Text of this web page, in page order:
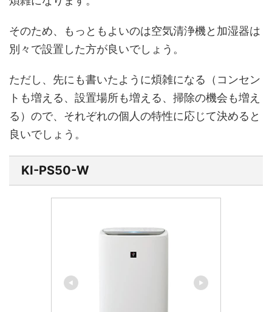
そのため、もっともよいのは空気清浄機と加湿器は
別々で設置した方が良いでしょう。
ただし、先にも書いたように煩雑になる（コンセン
トも増える、設置場所も増える、掃除の機会も増え
る）ので、それぞれの個人の特性に応じて決めると
良いでしょう。
KI-PS50-W